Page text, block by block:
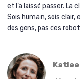
et l’a laissé passer. La
Sois humain, sois
des gens, pas des